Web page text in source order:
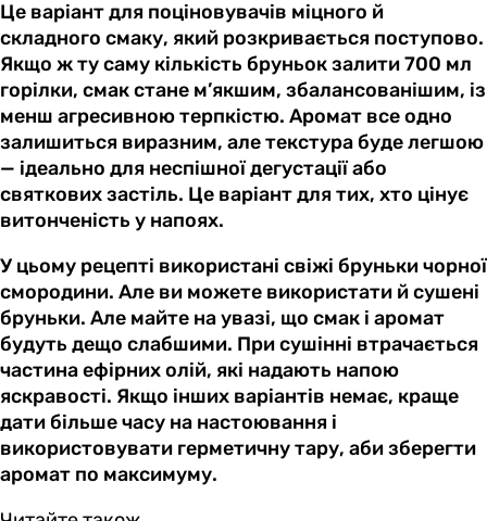
Це варіант для поціновувачів міцного й
складного смаку, який розкривається поступово.
Якщо ж ту саму кількість бруньок залити 700 мл
горілки, смак стане м’якшим, збалансованішим, із
менш агресивною терпкістю. Аромат все одно
залишиться виразним, але текстура буде легшою
— ідеально для неспішної дегустації або
святкових застіль. Це варіант для тих, хто цінує
витонченість у напоях.
У цьому рецепті використані свіжі бруньки чорної
смородини. Але ви можете використати й сушені
бруньки. Але майте на увазі, що смак і аромат
будуть дещо слабшими. При сушінні втрачається
частина ефірних олій, які надають напою
яскравості. Якщо інших варіантів немає, краще
дати більше часу на настоювання і
використовувати герметичну тару, аби зберегти
аромат по максимуму.